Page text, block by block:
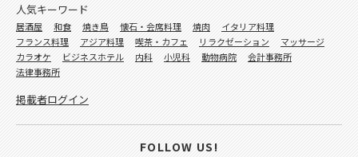
人気キーワード
居酒屋 和食 焼き鳥 懐石・会席料理 焼肉
イタリア料理
フランス料理
アジア料理 喫茶・カフェ リラクゼーション
マッサージ
カラオケ
ビジネスホテル 内科 小児科 動物病院
会計事務所
法律事務所
掲載者ログイン
FOLLOW US!